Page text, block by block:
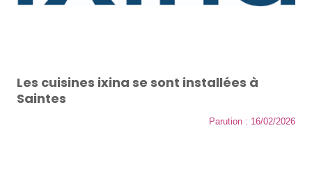
Les cuisines ixina se sont installées à
Saintes
Parution : 16/02/2026